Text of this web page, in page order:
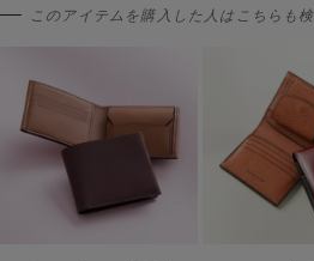
このアイテムを購入した人はこちらも